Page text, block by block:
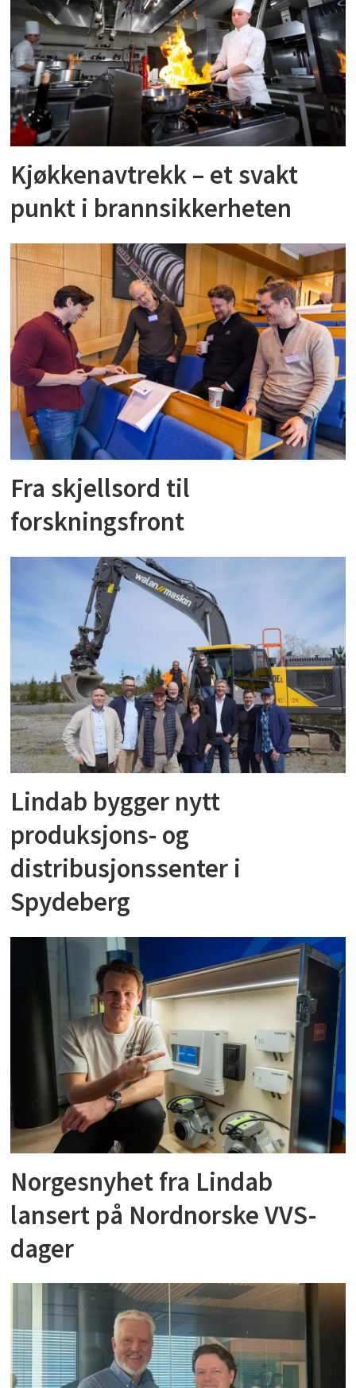
Kjøkkenavtrekk – et svakt
punkt i brannsikkerheten
Fra skjellsord til
forskningsfront
Lindab bygger nytt
produksjons- og
distribusjonssenter i
Spydeberg
Norgesnyhet fra Lindab
lansert på Nordnorske VVS-
dager